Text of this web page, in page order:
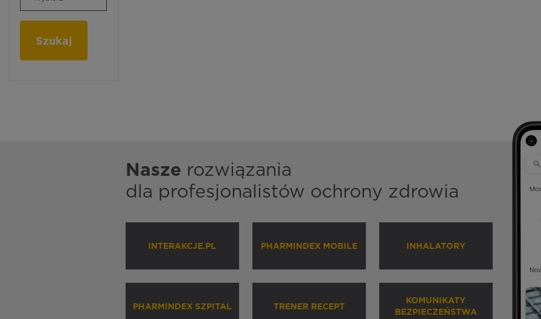
Szukaj
Nasze rozwiązania
dla profesjonalistów ochrony zdrowia
INTERAKCJE.PL PHARMINDEX MOBILE INHALATORY
PHARMINDEX SZPITAL TRENER RECEPT
KOMUNIKATY
BEZPIECZEŃSTWA